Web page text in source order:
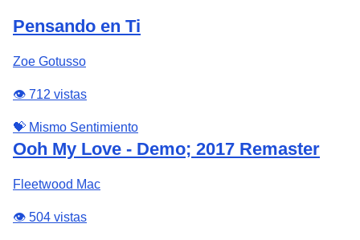
Pensando en Ti
Zoe Gotusso
👁️ 712 vistas
💝 Mismo Sentimiento
Ooh My Love - Demo; 2017 Remaster
Fleetwood Mac
👁️ 504 vistas